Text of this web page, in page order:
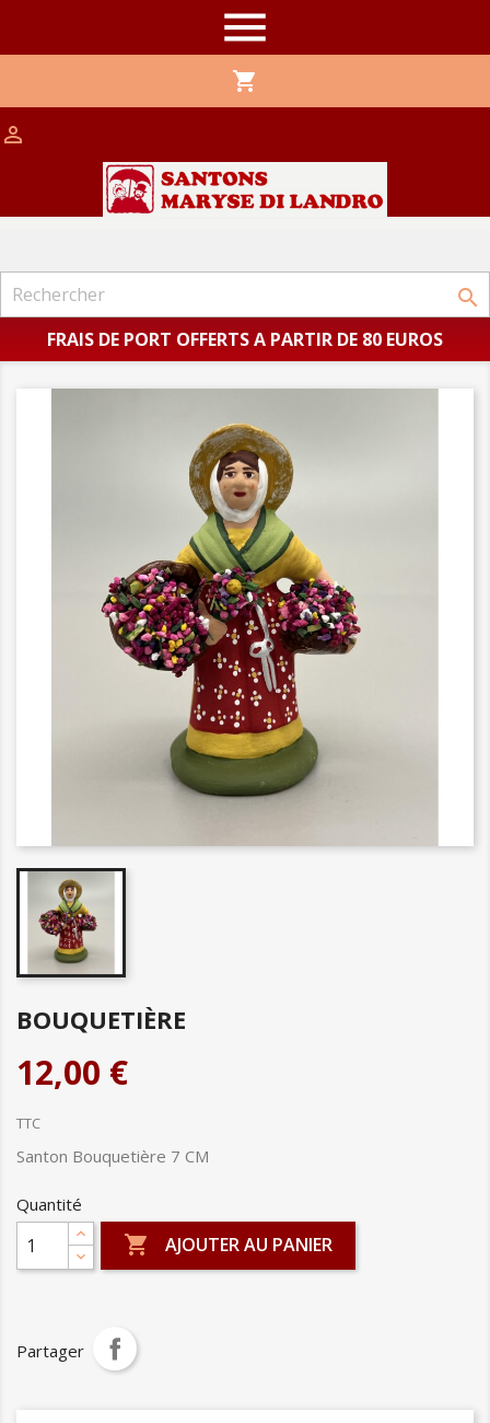

shopping_cart


FRAIS DE PORT OFFERTS A PARTIR DE 80 EUROS
BOUQUETIÈRE
12,00 €
TTC
Santon Bouquetière 7 CM
Quantité
 AJOUTER AU PANIER
Partager